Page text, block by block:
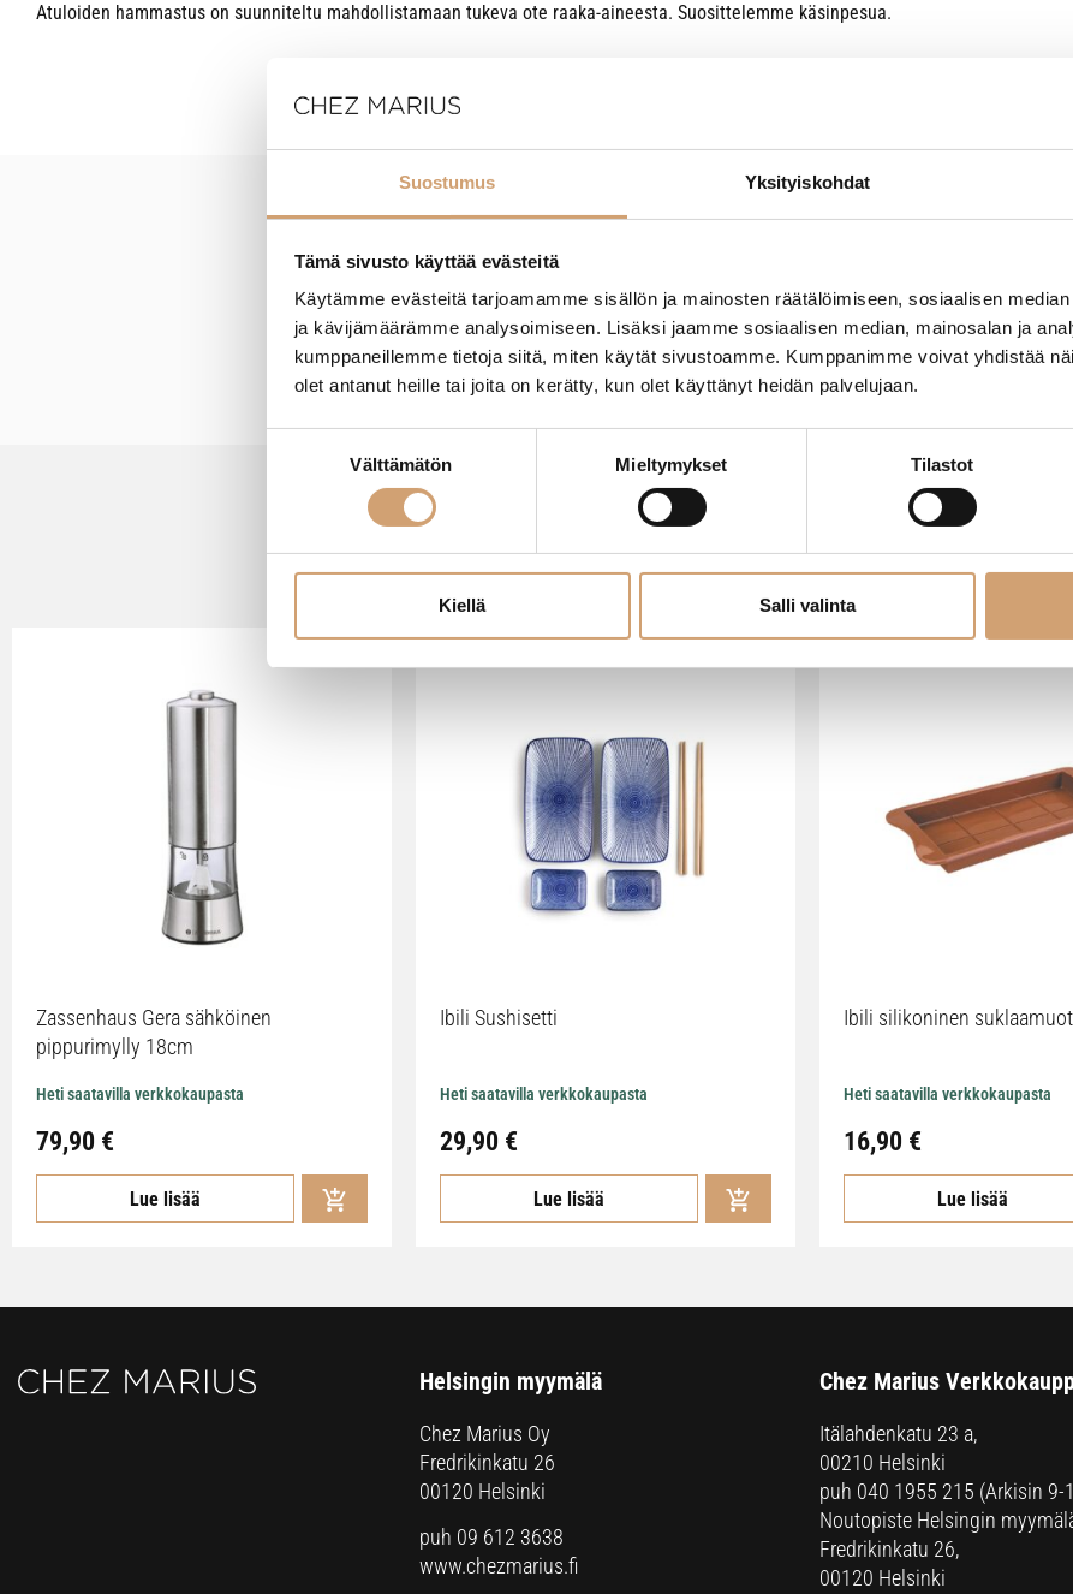
Suostumus Yksityiskohdat
Tämä sivusto käyttää evästeitä
Käytämme evästeitä tarjoamamme sisällön ja mainosten räätälöimiseen, sosiaalisen
ja kävijämäärämme analysoimiseen. Lisäksi jaamme sosiaalisen median, mainosalan ja
kumppaneillemme tietoja siitä, miten käytät sivustoamme. Kumppanimme voivat yhdistää
olet antanut heille tai joita on kerätty, kun olet käyttänyt heidän palvelujaan.
Välttämätön Mieltymykset Tilastot
Kiellä Salli valinta
Atuloiden hammastus on suunniteltu mahdollistamaan tukeva ote raaka-aineesta. Suosittelemme käsinpesua.
VIIMEISIMMÄT TUOTTEET
Zassenhaus Gera sähköinen
pippurimylly 18cm
Heti saatavilla verkkokaupasta
79,90 €
Lue lisää
Ibili Sushisetti
Heti saatavilla verkkokaupasta
29,90 €
Lue lisää
Ibili silikoninen
Heti saatavilla verkkokaupasta
16,90 €
Lue lisää
Helsingin myymälä
Chez Marius Oy
Fredrikinkatu 26
00120 Helsinki
puh 09 612 3638
www.chezmarius.fi
Chez Marius
Itälahdenkatu 23 a,
00210 Helsinki
puh 040 1955 215 (Arkisin 9-
Noutopiste Helsingin
Fredrikinkatu 26,
00120 Helsinki